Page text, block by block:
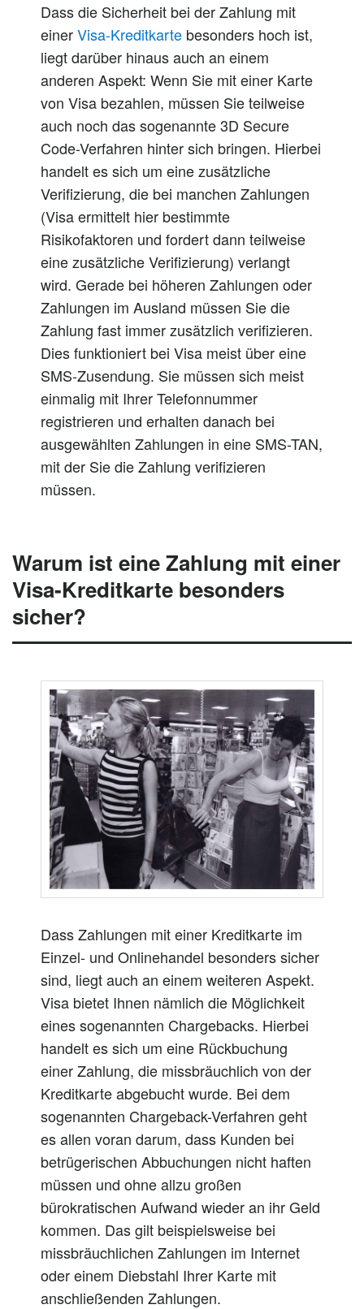
Dass die Sicherheit bei der Zahlung mit
einerVisa-Kreditkarte besonders hoch ist,
liegt darüber hinaus auch an einem
anderen Aspekt: Wenn Sie mit einer Karte
von Visa bezahlen, müssen Sie teilweise
auch noch das sogenannte 3D Secure
Code-Verfahren hinter sich bringen. Hierbei
handelt es sich um eine zusätzliche
Verifizierung, die bei manchen Zahlungen
(Visa ermittelt hier bestimmte
Risikofaktoren und fordert dann teilweise
eine zusätzliche Verifizierung) verlangt
wird. Gerade bei höheren Zahlungen oder
Zahlungen im Ausland müssen Sie die
Zahlung fast immer zusätzlich verifizieren.
Dies funktioniert bei Visa meist über eine
SMS-Zusendung. Sie müssen sich meist
einmalig mit Ihrer Telefonnummer
registrieren und erhalten danach bei
ausgewählten Zahlungen in eine SMS-TAN,
mit der Sie die Zahlung verifizieren
müssen.
Warum ist eine Zahlung mit einer
Visa-Kreditkarte besonders
sicher?
Dass Zahlungen mit einer Kreditkarte im
Einzel- und Onlinehandel besonders sicher
sind, liegt auch an einem weiteren Aspekt.
Visa bietet Ihnen nämlich die Möglichkeit
eines sogenannten Chargebacks. Hierbei
handelt es sich um eine Rückbuchung
einer Zahlung, die missbräuchlich von der
Kreditkarte abgebucht wurde. Bei dem
sogenannten Chargeback-Verfahren geht
es allen voran darum, dass Kunden bei
betrügerischen Abbuchungen nicht haften
müssen und ohne allzu großen
bürokratischen Aufwand wieder an ihr Geld
kommen. Das gilt beispielsweise bei
missbräuchlichen Zahlungen im Internet
oder einem Diebstahl Ihrer Karte mit
anschließenden Zahlungen.